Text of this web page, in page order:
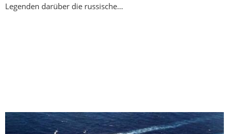
Legenden darüber die russische…